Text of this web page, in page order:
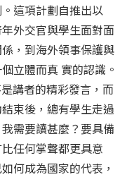
這項計劃自推出以
外交官與學生面對面
，到海外領事保護與
立體而真 實的認識。
講者的精彩發言，而
束後，總有學生走過
需要讀甚麼？要具備
任何掌聲都更具意
何成為國家的代表，